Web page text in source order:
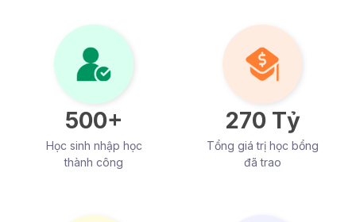
500+
Học sinh nhập học
thành công
270 Tỷ
Tổng giá trị học bổng
đã trao